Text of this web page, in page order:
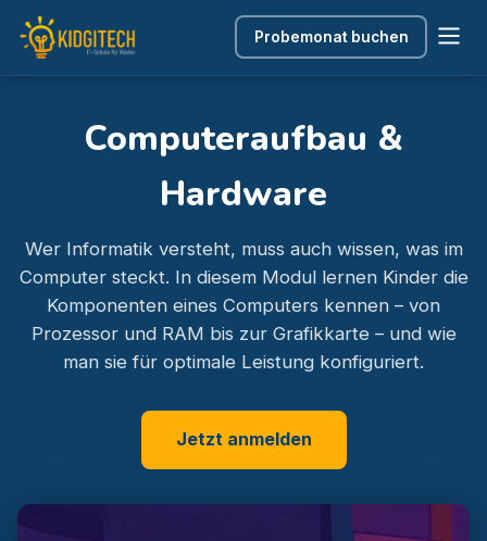
Probemonat buchen
Computeraufbau &
Hardware
Wer Informatik versteht, muss auch wissen, was im
Computer steckt. In diesem Modul lernen Kinder die
Komponenten eines Computers kennen – von
Prozessor und RAM bis zur Grafikkarte – und wie
man sie für optimale Leistung konfiguriert.
Jetzt anmelden